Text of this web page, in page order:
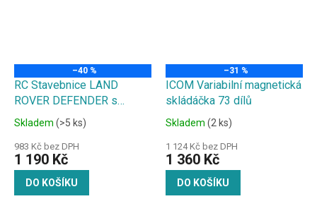
–40 %
RC Stavebnice LAND
ROVER DEFENDER s
nabíjecí baterií
Skladem (>5 ks)
983 Kč bez DPH
1 190 Kč
DO KOŠÍKU
–31 %
ICOM Variabilní magnetická
skládáčka 73 dílů
Skladem (2 ks)
1 124 Kč bez DPH
1 360 Kč
DO KOŠÍKU